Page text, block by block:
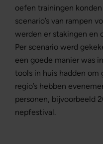
oefen trainingen
scenario’s van rampen
werden er stakingen en
Per scenario werd
een goede manier was
tools in huis hadden om
regio’s hebben
personen, bijvoorbeeld
nepfestival.